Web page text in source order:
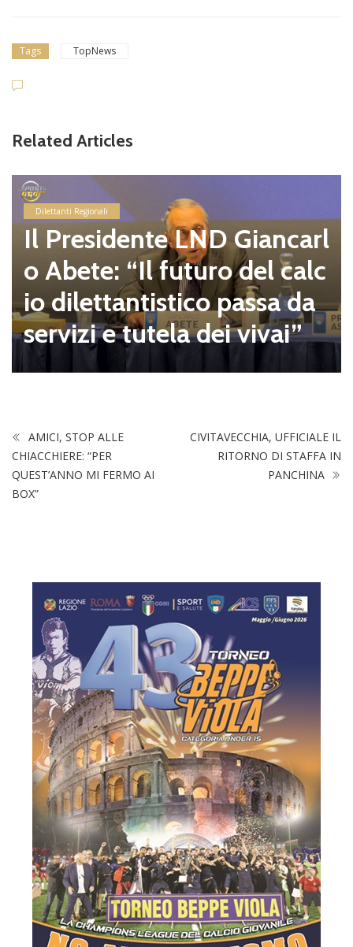
Tags TopNews
Related Articles
Dilettanti Regionali
Il Presidente LND Giancarl
o Abete: “Il futuro del calc
io dilettantistico passa da
servizi e tutela dei vivai”
AMICI, STOP ALLE
CHIACCHIERE: “PER
QUEST’ANNO MI FERMO AI
BOX”
CIVITAVECCHIA, UFFICIALE IL
RITORNO DI STAFFA IN
PANCHINA